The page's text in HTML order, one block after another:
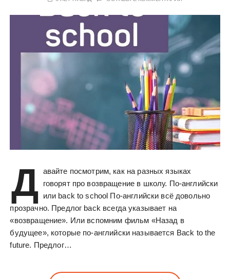
Д авайте посмотрим, как на разных языках
говорят про возвращение в школу. По-английски
или back to school По-английски всё довольно
прозрачно. Предлог back всегда указывает на
«возвращение». Или вспомним фильм «Назад в
будущее», которые по-английски называется Back to the
future. Предлог…